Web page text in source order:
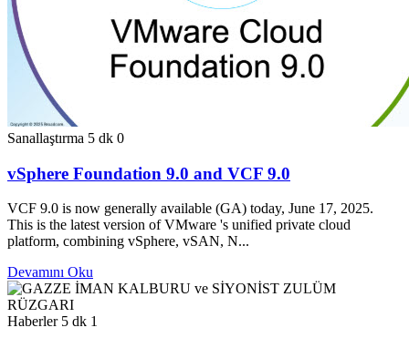
Sanallaştırma 5 dk 0
vSphere Foundation 9.0 and VCF 9.0
VCF 9.0 is now generally available (GA) today, June 17, 2025.
This is the latest version of VMware 's unified private cloud
platform, combining vSphere, vSAN, N...
Devamını Oku
Haberler 5 dk 1